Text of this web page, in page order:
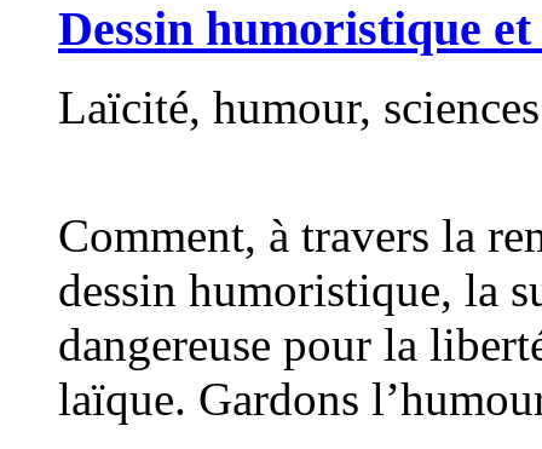
Dessin humoristique
Laïcité, humour,
Comment, à travers la
dessin humoristique, la
dangereuse pour la
laïque. Gardons